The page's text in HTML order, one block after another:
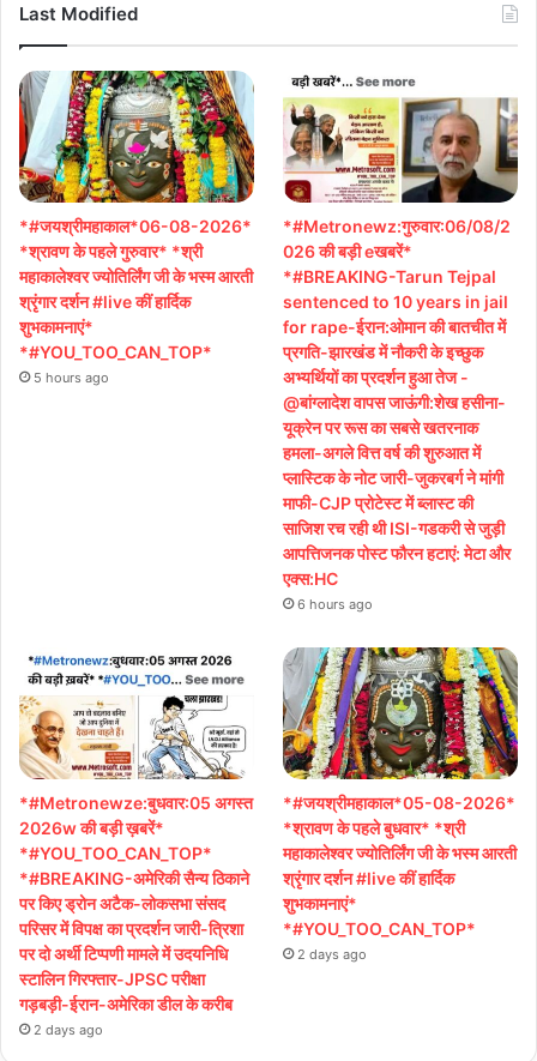
Last Modified
*#जयश्रीमहाकाल*06-08-2026*
*श्रावण के पहले गुरुवार* *श्री
महाकालेश्वर ज्योतिर्लिंग जी के भस्म आरती
श्रृंगार दर्शन #live कीं हार्दिक
शुभकामनाएं*
*#YOU_TOO_CAN_TOP*
5 hours ago
*#Metronewz:गुरुवार:06/08/2
026 की बड़ी eखबरें*
*#BREAKING-Tarun Tejpal
sentenced to 10 years in jail
for rape-ईरान:ओमान की बातचीत में
प्रगति-झारखंड में नौकरी के इच्छुक
अभ्यर्थियों का प्रदर्शन हुआ तेज -
@बांग्लादेश वापस जाऊंगी:शेख हसीना-
यूक्रेन पर रूस का सबसे खतरनाक
हमला-अगले वित्त वर्ष की शुरुआत में
प्लास्टिक के नोट जारी-जुकरबर्ग ने मांगी
माफी-CJP प्रोटेस्ट में ब्लास्ट की
साजिश रच रही थी ISI-गडकरी से जुड़ी
आपत्तिजनक पोस्ट फौरन हटाएं: मेटा और
एक्स:HC
6 hours ago
*#Metronewze:बुधवार:05 अगस्त
2026w की बड़ी ख़बरें*
*#YOU_TOO_CAN_TOP*
*#BREAKING-अमेरिकी सैन्य ठिकाने
पर किए ड्रोन अटैक-लोकसभा संसद
परिसर में विपक्ष का प्रदर्शन जारी-त्रिशा
पर दो अर्थी टिप्पणी मामले में उदयनिधि
स्टालिन गिरफ्तार-JPSC परीक्षा
गड़बड़ी-ईरान-अमेरिका डील के करीब
2 days ago
*#जयश्रीमहाकाल*05-08-2026*
*श्रावण के पहले बुधवार* *श्री
महाकालेश्वर ज्योतिर्लिंग जी के भस्म आरती
श्रृंगार दर्शन #live कीं हार्दिक
शुभकामनाएं*
*#YOU_TOO_CAN_TOP*
2 days ago